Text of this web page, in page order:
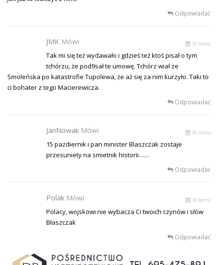
Odpowiadać
JMK Mówi % temu
Tak mi się też wydawało i gdzieś też ktoś pisał o tym
tchórzu, że pod9sał te umowę. Tchórz wiał ze
Smoleńska po katastrofie Tupolewa, że aż się za nim kurzyło. Taki to
ci bohater z tego Macierewicza.
Odpowiadać
JanNowak Mówi % temu
15 pazdiernik i pan minister Blaszczak zostaje
przesuniety na smietnik historii……
Odpowiadać
Polak Mówi % temu
Polacy, wojskowi nie wybacza Ci twoich czynów i słów
Błaszczak
Odpowiadać